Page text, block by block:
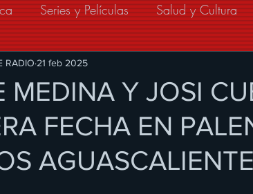
Series y Películas Salud y Cultura
MEDINA Y JOSI
FECHA EN
RADIO 21 feb 2025